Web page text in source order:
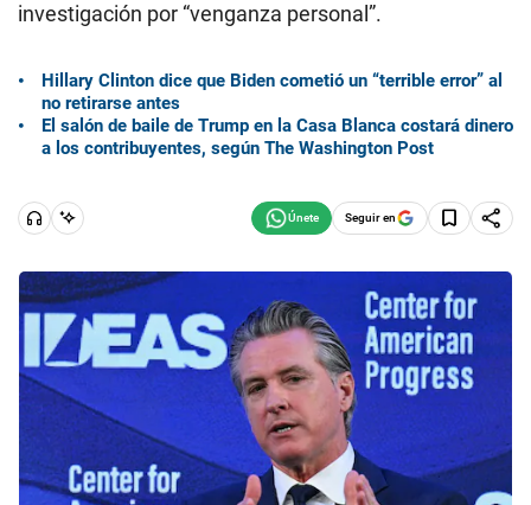
investigación por “venganza personal”.
Hillary Clinton dice que Biden cometió un “terrible error” al
no retirarse antes
El salón de baile de Trump en la Casa Blanca costará dinero
a los contribuyentes, según The Washington Post
Seguir en